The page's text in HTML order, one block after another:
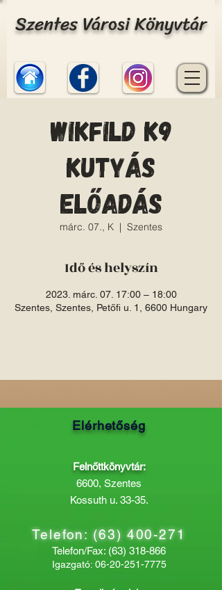
Szentes Városi Könyvtár
Wikfild K9
Kutyás
előadás
márc. 07., K
  |
Szentes
Idő és helyszín
2023. márc. 07. 17:00 – 18:00
Szentes, Szentes, Petőfi u. 1, 6600 Hungary
Elérhetőség
Felnőttkönyvtár:
6600, Szentes
Kossuth u. 33-35.
Telefon:(63) 400-271
Telefon/Fax: (63) 318-866
Igazgató: 06-20-251-7775